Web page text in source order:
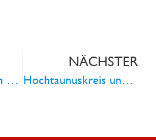
Spendenscheck von 100.000 € an die Flutopfer der Hochwasserkatastrophe in Stolberg (NRW) übergeben
NÄCHSTER
Hochtaunuskreis und Stadt Bad Homburg entwickeln Konzept zur Löschung von E-Autos